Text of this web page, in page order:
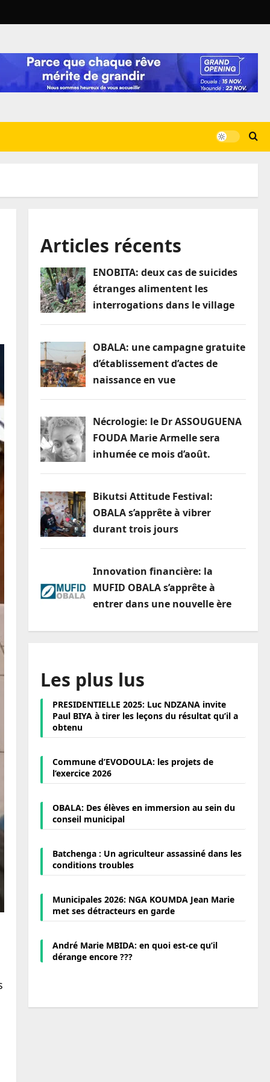
Articles récents
ENOBITA: deux cas de suicides
étranges alimentent les
interrogations dans le village
OBALA: une campagne gratuite
d’établissement d’actes de
naissance en vue
Nécrologie: le Dr ASSOUGUENA
FOUDA Marie Armelle sera
inhumée ce mois d’août.
Bikutsi Attitude Festival:
OBALA s’apprête à vibrer
durant trois jours
Innovation financière: la
MUFID OBALA s’apprête à
entrer dans une nouvelle ère
Les plus lus
PRESIDENTIELLE 2025: Luc NDZANA invite
Paul BIYA à tirer les leçons du résultat qu’il a
obtenu
Commune d’EVODOULA: les projets de
l’exercice 2026
OBALA: Des élèves en immersion au sein du
conseil municipal
Batchenga : Un agriculteur assassiné dans les
conditions troubles
Municipales 2026: NGA KOUMDA Jean Marie
met ses détracteurs en garde
André Marie MBIDA: en quoi est-ce qu’il
dérange encore ???